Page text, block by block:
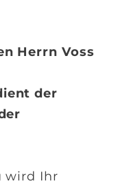
Herrn Voss
der
wird Ihr